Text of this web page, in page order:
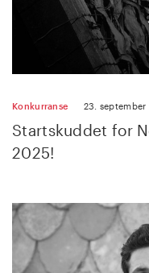
Konkurranse 23. september
Startskuddet for
2025!